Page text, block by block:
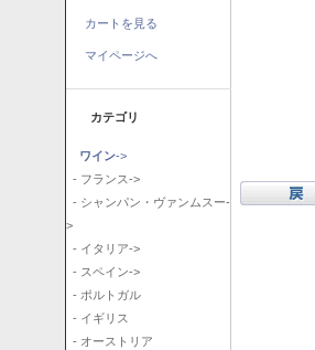
カートを見る
マイページへ
カテゴリ
ワイン->
- フランス->
- シャンパン・ヴァンムスー-
>
- イタリア->
- スペイン->
- ポルトガル
- イギリス
- オーストリア